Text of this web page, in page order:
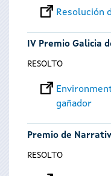
Resolución
IV Premio Galicia
RESOLTO
gañador
Premio de
RESOLTO